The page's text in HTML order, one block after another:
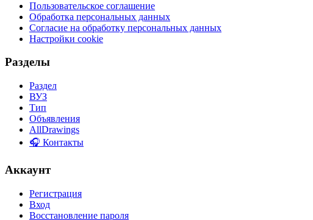
Пользовательское соглашение
Обработка персональных данных
Согласие на обработку персональных данных
Настройки cookie
Разделы
Раздел
ВУЗ
Тип
Объявления
AllDrawings
🎧 Контакты
Аккаунт
Регистрация
Вход
Восстановление пароля